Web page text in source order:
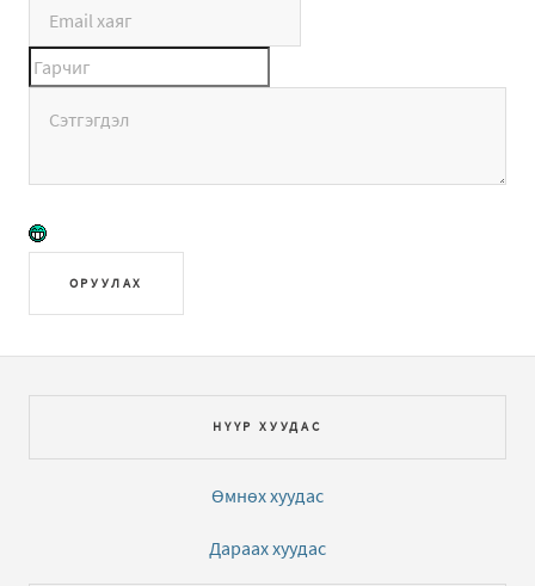
ОРУУЛАХ
НҮҮР ХУУДАС
Өмнөх хуудас
Дараах хуудас